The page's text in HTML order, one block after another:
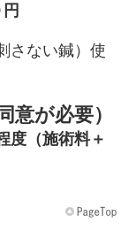
さない鍼）使
が必要）
度（施術料＋